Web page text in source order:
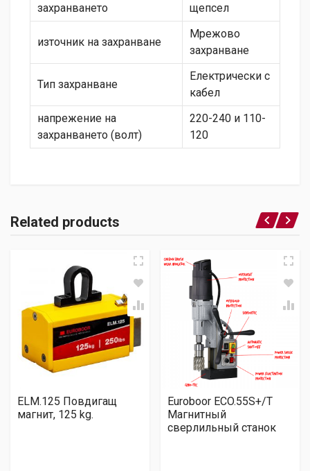
захранването щепсел
източник на захранване
Мрежово
захранване
Тип захранване
Електрически с
кабел
напрежение на
захранването (волт)
220-240 и 110-
120
Related products
ELM.125 Повдигащ
магнит, 125 kg.
Euroboor ECO.55S+/T
Магнитный
сверлильный станок